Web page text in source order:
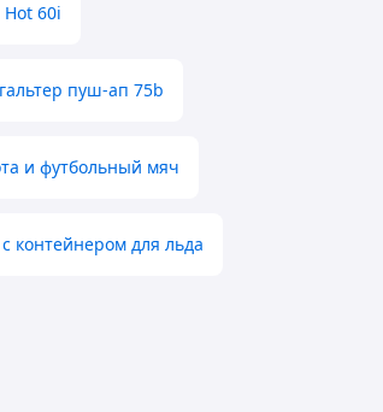
60i
пуш-ап 75b
и футбольный мяч
контейнером для льда